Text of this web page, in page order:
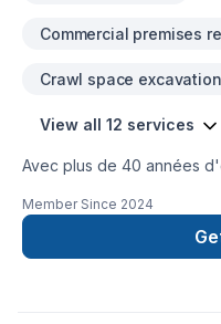
Commercial premises
Crawl space excavation
View all 12 services
Avec plus de 40 années
son expertise en
maison, garage,
sinistre, rénovation
Member Since 2024